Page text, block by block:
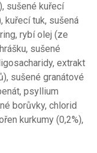
sušené kuřecí
kuřecí tuk, sušená
rybí olej (ze
sušené
extrakt
sušené granátové
psyllium
borůvky, chlorid
kurkumy (0,2%),